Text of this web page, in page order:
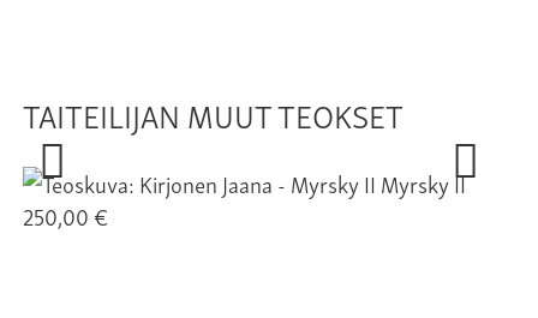
TAITEILIJAN MUUT TEOKSET
Myrsky II
250,00 €